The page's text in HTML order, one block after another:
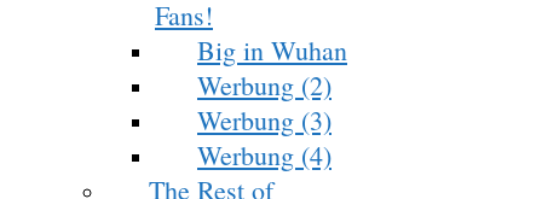
Fans!
Big in Wuhan
Werbung (2)
Werbung (3)
Werbung (4)
The Rest of